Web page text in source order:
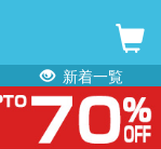
新着一覧